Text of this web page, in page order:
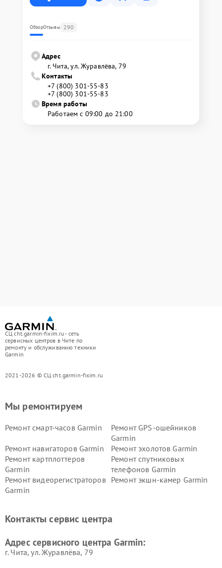
ОбзорОтзывы 290
Адрес
г. Чита, ул. Журавлёва, 79
Контакты
+7 (800) 301-55-83
+7 (800) 301-55-83
Время работы
Работаем с 09:00 до 21:00
СЦ cht.garmin-fixim.ru - сеть
сервисных центров в Чите по
ремонту и обслуживанию техники
Garmin
2021-2026 © СЦ cht.garmin-fixim.ru
Мы ремонтируем
Ремонт смарт-часов Garmin
Ремонт GPS-ошейников
Garmin
Ремонт навигаторов Garmin
Ремонт эхолотов Garmin
Ремонт картплоттеров
Garmin
Ремонт спутниковых
телефонов Garmin
Ремонт видеорегистраторов
Garmin
Ремонт экшн-камер Garmin
Контакты сервис центра
Адрес сервисного центра Garmin:
г. Чита, ул. Журавлёва, 79